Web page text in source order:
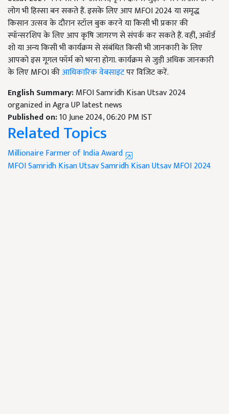
लोग भी हिस्सा बन सकते हैं. इसके लिए आप MFOI 2024 या समृद्ध
किसान उत्सव के दौरान स्टॉल बुक करने या किसी भी प्रकार की
स्पॉन्सरशिप के लिए आप कृषि जागरण से संपर्क कर सकते हैं. वहीं, अवॉर्ड
शो या अन्य किसी भी कार्यक्रम से संबंधित किसी भी जानकारी के लिए
आपको इस गूगल फॉर्म को भरना होगा. कार्यक्रम से जुड़ी अधिक जानकारी
के लिए MFOI कीआधिकारिक वेबसाइटपर विजिट करें.
English Summary:MFOI Samridh Kisan Utsav 2024
organized in Agra UP latest news
Published on:10 June 2024, 06:20 PM IST
Related Topics
Millionaire Farmer of India Award
MFOI Samridh Kisan UtsavSamridh Kisan UtsavMFOI 2024